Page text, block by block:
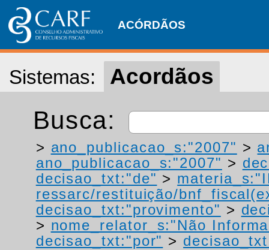
ACÓRDÃOS
Sistemas: Acordãos
Busca:
> ano_publicacao_s:"2007" >
ano_publicacao_s:"2007" >
decisao_txt:"de" >
ressarc/restituição/
decisao_txt:"provimento" >
> nome_relator_s:"Não
decisao_txt:"por" >